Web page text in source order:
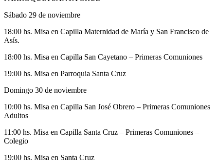
Sábado 29 de noviembre
18:00 hs. Misa en Capilla Maternidad de María y San Francisco de
Asís.
18:00 hs. Misa en Capilla San Cayetano – Primeras Comuniones
19:00 hs. Misa en Parroquia Santa Cruz
Domingo 30 de noviembre
10:00 hs. Misa en Capilla San José Obrero – Primeras Comuniones
Adultos
11:00 hs. Misa en Capilla Santa Cruz – Primeras Comuniones –
Colegio
19:00 hs. Misa en Santa Cruz